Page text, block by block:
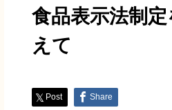
食品表示法制
えて
Post Share